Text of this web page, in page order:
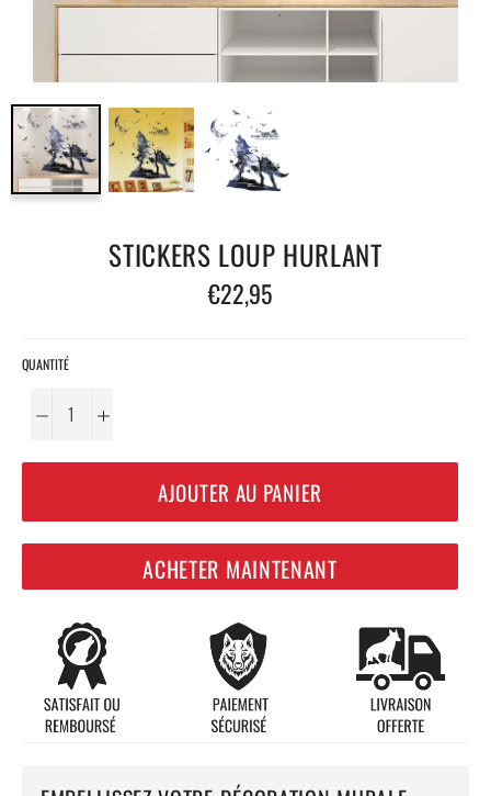
STICKERS LOUP HURLANT
Prix
régulier
€22,95
QUANTITÉ
− +
AJOUTER AU PANIER
ACHETER MAINTENANT